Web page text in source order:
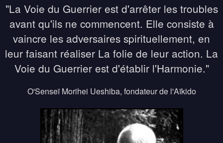
"La Voie du Guerrier est d'arrêter les troubles
avant qu'ils ne commencent. Elle consiste à
vaincre les adversaires spirituellement, en
leur faisant réaliser La folie de leur action. La
Voie du Guerrier est d'établir l'Harmonie."
O'Senseï Morihei Ueshiba, fondateur de l'Aïkido